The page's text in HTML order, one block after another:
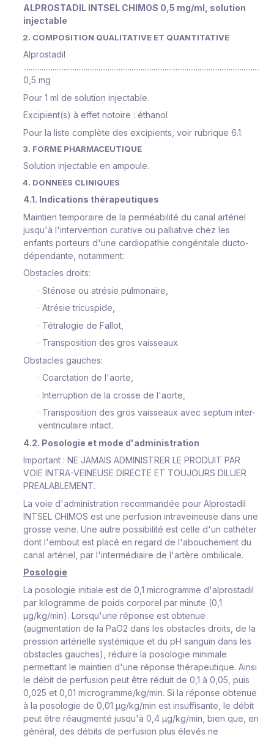
ALPROSTADIL INTSEL CHIMOS 0,5 mg/ml, solution
injectable
2. COMPOSITION QUALITATIVE ET QUANTITATIVE
Alprostadil
.................................................................................................................................
0,5 mg
Pour 1 ml de solution injectable.
Excipient(s) à effet notoire : éthanol
Pour la liste complète des excipients, voir rubrique 6.1.
3. FORME PHARMACEUTIQUE
Solution injectable en ampoule.
4. DONNEES CLINIQUES
4.1. Indications thérapeutiques
Maintien temporaire de la perméabilité du canal artériel
jusqu'à l'intervention curative ou palliative chez les
enfants porteurs d'une cardiopathie congénitale ducto-
dépendante, notamment:
Obstacles droits:
· Sténose ou atrésie pulmonaire,
· Atrésie tricuspide,
· Tétralogie de Fallot,
· Transposition des gros vaisseaux.
Obstacles gauches:
· Coarctation de l'aorte,
· Interruption de la crosse de l'aorte,
· Transposition des gros vaisseaux avec septum inter-
ventriculaire intact.
4.2. Posologie et mode d'administration
Important : NE JAMAIS ADMINISTRER LE PRODUIT PAR
VOIE INTRA-VEINEUSE DIRECTE ET TOUJOURS DILUER
PREALABLEMENT.
La voie d'administration recommandée pour Alprostadil
INTSEL CHIMOS est une perfusion intraveineuse dans une
grosse veine. Une autre possibilité est celle d'un cathéter
dont l'embout est placé en regard de l'abouchement du
canal artériel, par l'intermédiaire de l'artère ombilicale.
Posologie
La posologie initiale est de 0,1 microgramme d'alprostadil
par kilogramme de poids corporel par minute (0,1
μg/kg/min). Lorsqu'une réponse est obtenue
(augmentation de la PaO2 dans les obstacles droits, de la
pression artérielle systémique et du pH sanguin dans les
obstacles gauches), réduire la posologie minimale
permettant le maintien d'une réponse thérapeutique. Ainsi
le débit de perfusion peut être réduit de 0,1 à 0,05, puis
0,025 et 0,01 microgramme/kg/min. Si la réponse obtenue
à la posologie de 0,01 μg/kg/min est insuffisante, le débit
peut être réaugmenté jusqu'à 0,4 μg/kg/min, bien que, en
général, des débits de perfusion plus élevés ne